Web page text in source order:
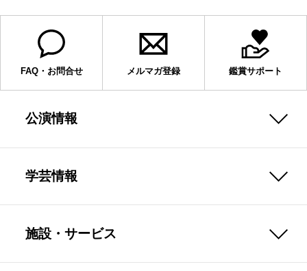
FAQ・お問合せ メルマガ登録 鑑賞サポート
公演情報
学芸情報
施設・サービス